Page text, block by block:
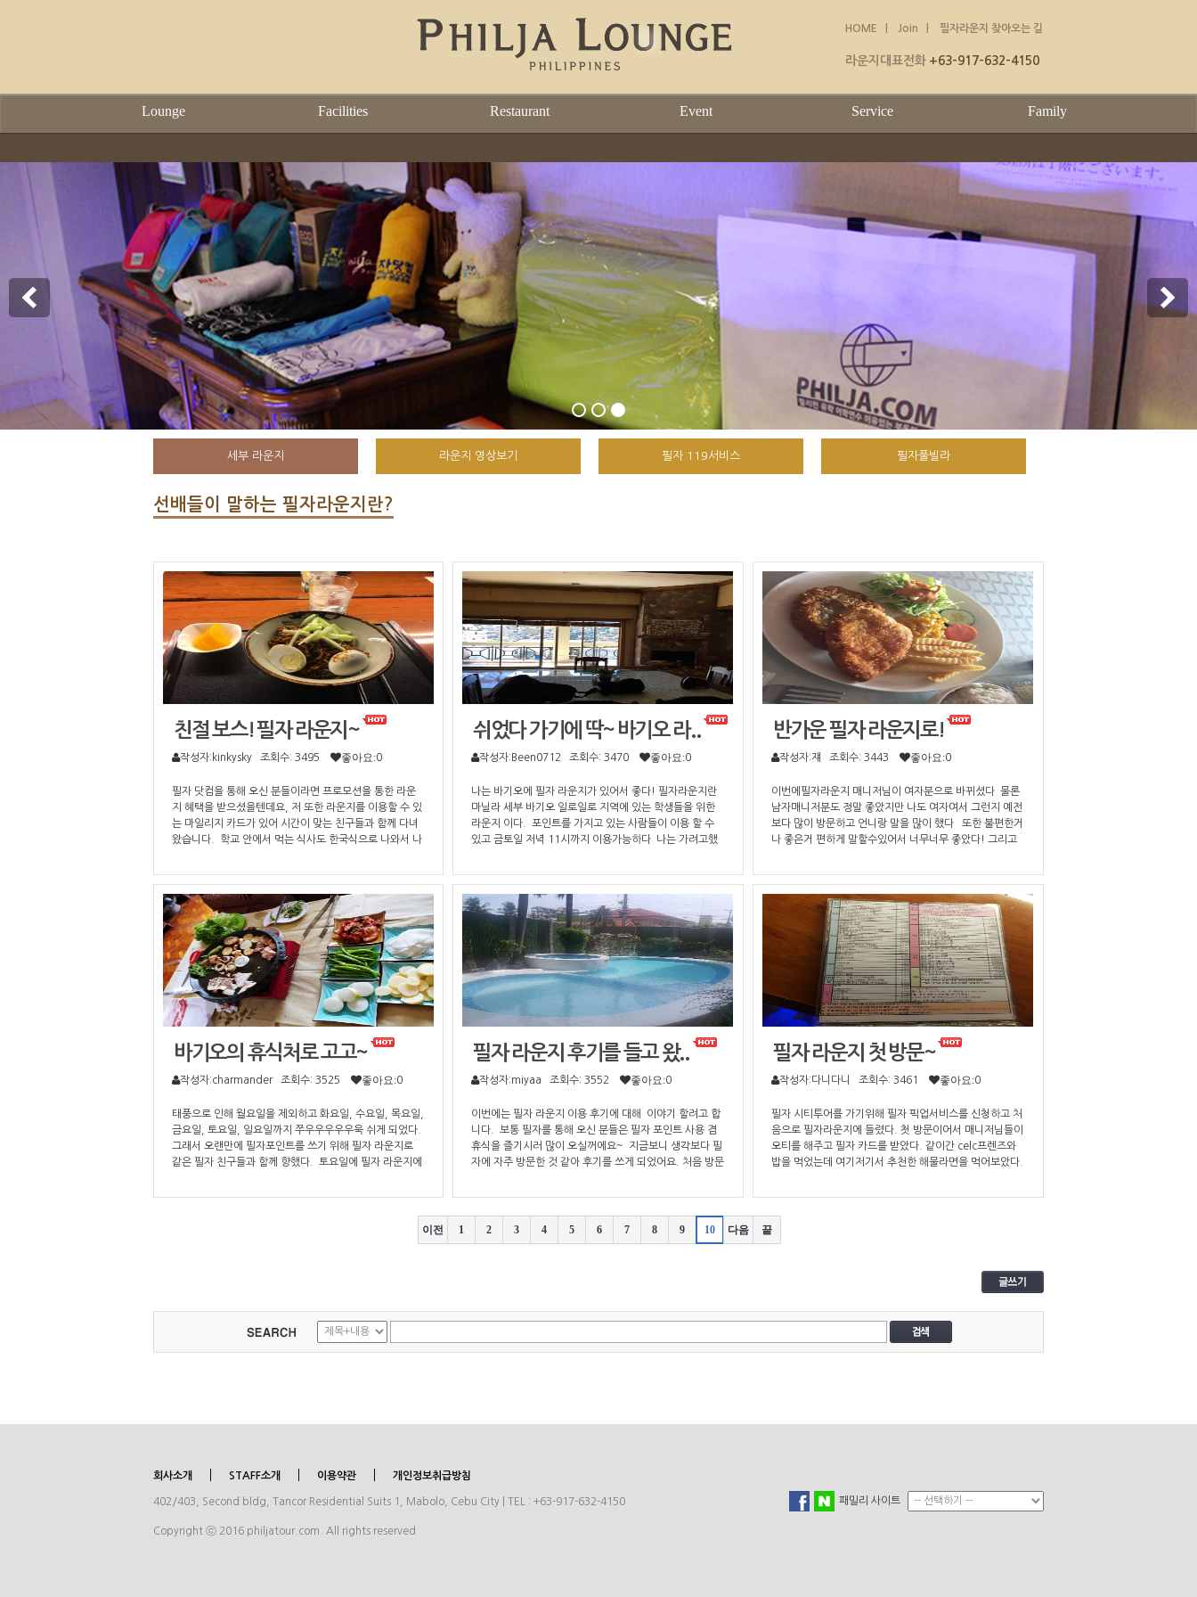
HOME Join 필자라운지 찾아오는 길
라운지대표전화 +63-917-632-4150
Lounge Facilities Restaurant Event Service Family
세부 라운지 라운지 영상보기 필자 119서비스 필자풀빌라
선배들이 말하는 필자라운지란?
친절 보스! 필자 라운지~
작성자:kinkysky 조회수: 3495 좋아요:0
필자 닷컴을 통해 오신 분들이라면 프로모션을 통한 라운
지 혜택을 받으셨을텐데요, 저 또한 라운지를 이용할 수 있
는 마일리지 카드가 있어 시간이 맞는 친구들과 함께 다녀
왔습니다. 학교 안에서 먹는 식사도 한국식으로 나와서 나
게 주문을 하시면 되고요- 처음 필자 라운지를 방문하시는
분들은 라운지에 계시는 매니저님께서 친절하고 자세하게
안내를 해주십니다. 주말이라서 느긋하게 맥주도 한잔했
네요 ㅎ 식사를 마치신 분들은 다른 룸에 있는 게임과 인터
넷 그리고 마사지를 즐기실 수 있답니다- 작은 혜택 같지만
충분히 만족하며 즐길 수 있는 필자 서비스 중 하나입니
다! 여러분들도 놓치지마시고 즐기세요!
쉬었다 가기에 딱~ 바기오 라..
작성자:Been0712 조회수: 3470 좋아요:0
나는 바기오에 필자 라운지가 있어서 좋다! 필자라운지란
마닐라 세부 바기오 일로일로 지역에 있는 학생들을 위한
라운지 이다. 포인트를 가지고 있는 사람들이 이용 할 수
있고 금토일 저녁 11시까지 이용가능하다 나는 가려고했
11시쯤 같은클래스메이트인 오빠와함께 방문하였다 가니
깐 예쁘신 매니저님이 우리를 반겨주셨다! 도착하자마자
매니저님이 라운지을 구경시켜주셨다 라운지에서는 일단
음식은 먹을수 잇는데 김치찌개 돈까스 그라탕 감자튀김 그
리고 음료수 맥주 디저트 등 을 먹을 수 있다 우리는 아직
아침도 안먹었고 점심도 안먹었을때라 먼저 음식주터 시켰
다 우리는 소문이 그렇게 자자한 김치찌개와 그리고 그라탕
을 시켰다 역시 소문대로 김치찌개와 그리고 여러가지 반
찬들 그리고 제육볶음과 상추쌈이 나왔다!! 진짜 한국에서
고 치즈도 듬뿜 올려져있어서 맛있었다 우리는 다먹은 후에
매니저님이랑 젠가 게임을 하고 안마의자에서 안마를 받으
면서 잠을 청하였다 필자라운지에는 여러가지 물품을 살 수
수 있다! 라운지 분위기가 너무 편안하고 매니저님도 너무
친철하게 대해주셔서 좋았다! 조금 더 일찍 올껄 이라는 생
각이 들었다! 필자포인트 가지고 계신분들은 얼른 가보시
길!
반가운 필자 라운지로!
작성자:쟤 조회수: 3443 좋아요:0
이번에필자라운지 매니저님이 여자분으로 바뀌셨다 물론
남자매니저분도 정말 좋았지만 나도 여자여서 그런지 예전
보다 많이 방문하고 언니랑 말을 많이 했다 또한 불편한거
나 좋은거 편하게 말할수있어서 너무너무 좋았다! 그리고
바기오 라운지는 김치찌개 밥상이 정말 맛있다 내 베스트메
뉴 히히히 다 먹어봤지만 1등 김치찌개 밥상 2등 돈까스
다 이번주에만 2번을 연속으로 방문했는데 토요일에는 삼
겹살이벤트를 했다 너무 맛있게 먹느라 사진찍는것도 깜
박,,, 많이 배고팠나봐,,,,, 다음날은 점심시간에 방문에 점
심으로 김치찌개 밥상과 돈까스를 먹고 나는 항상 배불러서
다 못먹으면서 욕심을부려 음식을 2개씩 시키곤한다 나름
잘먹는데 양을 너무 많이 주셔서,,,혜자에요 키키키키 항상
다름 없이 밥을 다먹고 후식이 망고샤베트 아이스크림을 들
면 와우? 하루 다지나갔네용,,,하하 항상 라운지에만 가면
밖이 깜깜해질때 나오는거 같다 디비디방 의자가 너무 편
해서 그런가 잠이 너무 잘온다 거기다가 필자라운지 담요하
식드시면서 영화보시고 꿀잠을,,,강추
바기오의 휴식처로 고고~
작성자:charmander 조회수: 3525 좋아요:0
태풍으로 인해 월요일을 제외하고 화요일, 수요일, 목요일,
금요일, 토요일, 일요일까지 쭈우우우우우욱 쉬게 되었다.
그래서 오랜만에 필자포인트를 쓰기 위해 필자 라운지로
같은 필자 친구들과 함께 향했다. 토요일에 필자 라운지에
맛있었다! 그리고 시간을 때우기 위해 영화를 보았다. 영
화 두편을 보았는데 한 편은 재미있게 보았고, 하나는 걍 잤
닼ㄷㅋㄷㅋㄷㅋㄱ 잠자기에도 좋은 필자 라운지!! 그리고
또 먹었닼ㅋㅋㅋ 밥을 먹고 나니 낮잠이 몰려와서 한 두세
시간 잣나....?자다가 더워서 깼다.......으아아~ 그리고 s
m몰로 향해 쇼핑을 하였다.
필자 라운지 후기를 들고 왔..
작성자:miyaa 조회수: 3552 좋아요:0
이번에는 필자 라운지 이용 후기에 대해 이야기 할려고 합
니다. 보통 필자를 통해 오신 분들은 필자 포인트 사용 겸
휴식을 즐기시러 많이 오실꺼에요~ 지금보니 생각보다 필
자에 자주 방문한 것 같아 후기를 쓰게 되었어요. 처음 방문
필자 티셔츠도 지금 학원에서 완전 유용하게 입고 다니고
담요 산 거 진짜 후회 안해요 크고 부들 부들해서 잘때 포근
트 된 것도 보고 안마도 받으면서 갈 때마다 유용하게 시간
전 편해서 그냥 앉아만 있어도 잠이 솔솔와요~ 매니저님들
필자 라운지 첫 방문~
작성자:다니다니 조회수: 3461 좋아요:0
필자 시티투어를 가기위해 필자 픽업서비스를 신청하고 처
음으로 필자라운지에 들렸다. 첫 방문이어서 매니저님들이
오티를 해주고 필자 카드를 받았다. 같이간 celc프렌즈와
밥을 먹었는데 여기저기서 추천한 해물라면을 먹어보았다.
테도 전화를 했다 ❤ 피시방처럼 컴퓨터들이 쭉 있는데 속
않은 속도✔ 후식으로 머핀도 먹고 샌딩서비스도 신청하고
필자티셔트까지 구매했는데도 아직 포인트가 많이 남아서
이전 1 2 3 4 5 6 7 8 9 10 다음 끝
회사소개 STAFF소개 이용약관 개인정보취급방침
402/403, Second bldg, Tancor Residential Suits 1, Mabolo, Cebu City | TEL : +63-917-632-4150
Copyright ⓒ 2016 philjatour.com. All rights reserved
패밀리 사이트